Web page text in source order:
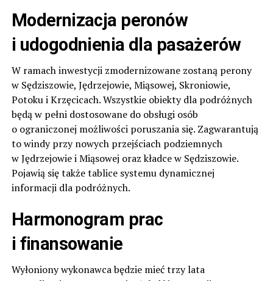
Modernizacja peronów
i udogodnienia dla pasażerów
W ramach inwestycji zmodernizowane zostaną perony
w Sędziszowie, Jędrzejowie, Miąsowej, Skroniowie,
Potoku i Krzęcicach. Wszystkie obiekty dla podróżnych
będą w pełni dostosowane do obsługi osób
o ograniczonej możliwości poruszania się. Zagwarantują
to windy przy nowych przejściach podziemnych
w Jędrzejowie i Miąsowej oraz kładce w Sędziszowie.
Pojawią się także tablice systemu dynamicznej
informacji dla podróżnych.
Harmonogram prac
i finansowanie
Wyłoniony wykonawca będzie mieć trzy lata